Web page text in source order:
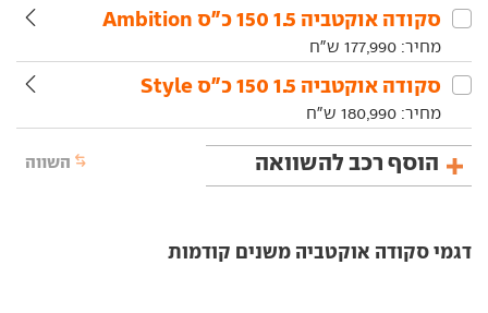
סקודה‏ אוקטביה‏ 1.5 150 כ"ס Ambition
מחיר: 177,990 ש"ח
סקודה‏ אוקטביה‏ 1.5 150 כ"ס Style
מחיר: 180,990 ש"ח
הוסף רכב להשוואה השווה
דגמי סקודה אוקטביה משנים קודמות